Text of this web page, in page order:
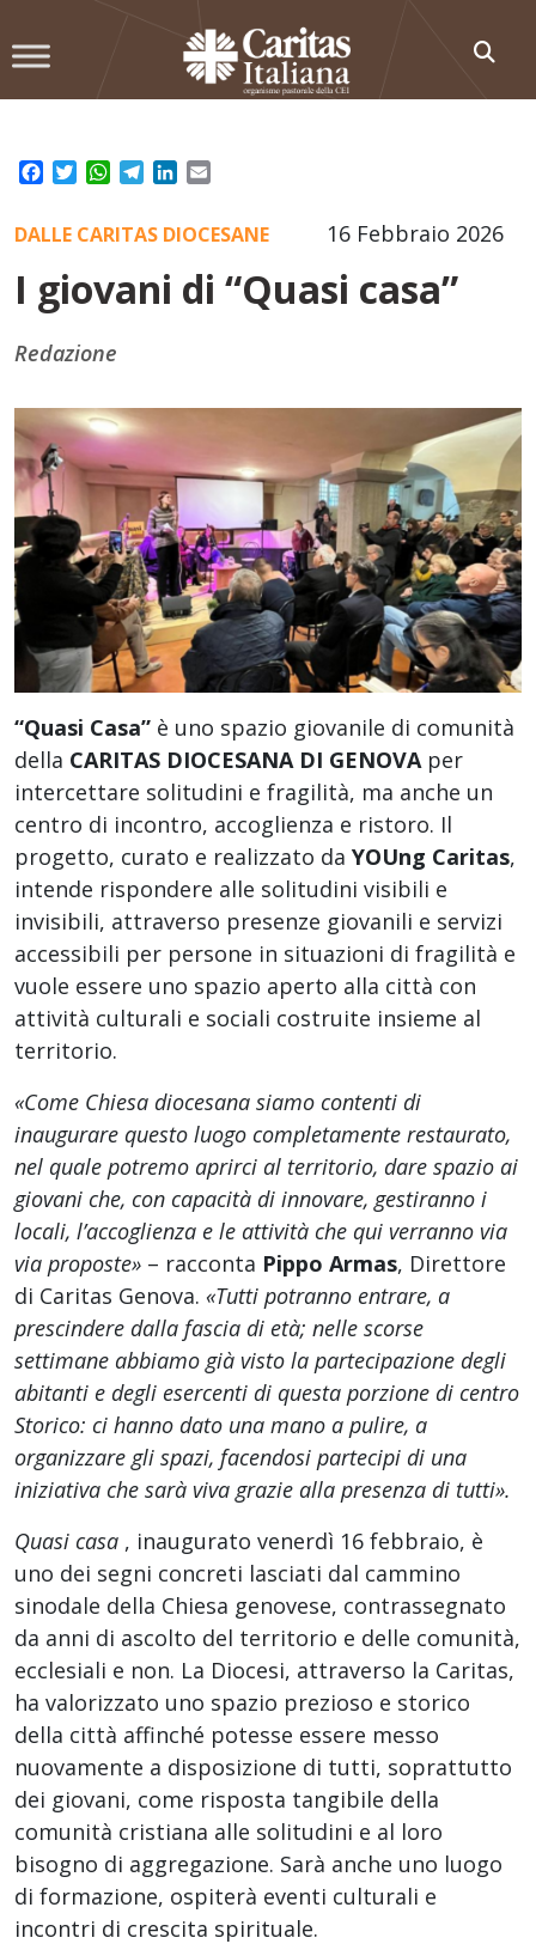
to
Facebook
TwitterWhatsApp
TelegramLinkedIn
16 Febbraio 2026
DALLE CARITAS DIOCESANE
I giovani di “Quasi casa”
Redazione
“Quasi Casa” è uno spazio giovanile di comunità
della CARITAS DIOCESANA DI GENOVA per
intercettare solitudini e fragilità, ma anche un
centro di incontro, accoglienza e ristoro. Il
progetto, curato e realizzato da YOUng Caritas,
intende rispondere alle solitudini visibili e
invisibili, attraverso presenze giovanili e servizi
accessibili per persone in situazioni di fragilità e
vuole essere uno spazio aperto alla città con
attività culturali e sociali costruite insieme al
territorio.
«Come Chiesa diocesana siamo contenti di
inaugurare questo luogo completamente restaurato,
nel quale potremo aprirci al territorio, dare spazio ai
giovani che, con capacità di innovare, gestiranno i
locali, l’accoglienza e le attività che qui verranno via
via proposte» – racconta Pippo Armas, Direttore
di Caritas Genova. «Tutti potranno entrare, a
prescindere dalla fascia di età; nelle scorse
settimane abbiamo già visto la partecipazione degli
abitanti e degli esercenti di questa porzione di centro
Storico: ci hanno dato una mano a pulire, a
organizzare gli spazi, facendosi partecipi di una
iniziativa che sarà viva grazie alla presenza di tutti».
Quasi casa , inaugurato venerdì 16 febbraio, è
uno dei segni concreti lasciati dal cammino
sinodale della Chiesa genovese, contrassegnato
da anni di ascolto del territorio e delle comunità,
ecclesiali e non. La Diocesi, attraverso la Caritas,
ha valorizzato uno spazio prezioso e storico
della città affinché potesse essere messo
nuovamente a disposizione di tutti, soprattutto
dei giovani, come risposta tangibile della
comunità cristiana alle solitudini e al loro
bisogno di aggregazione. Sarà anche uno luogo
di formazione, ospiterà eventi culturali e
incontri di crescita spirituale.